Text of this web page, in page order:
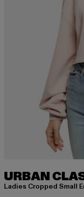
URBAN
Ladies Cropped Small